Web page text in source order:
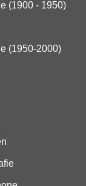
(1900 - 1950)
(1950-2000)